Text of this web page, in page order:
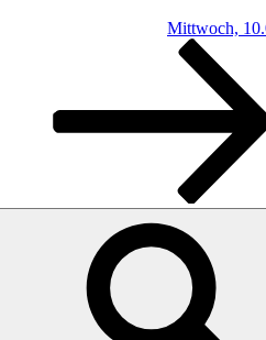
Mittwoch,